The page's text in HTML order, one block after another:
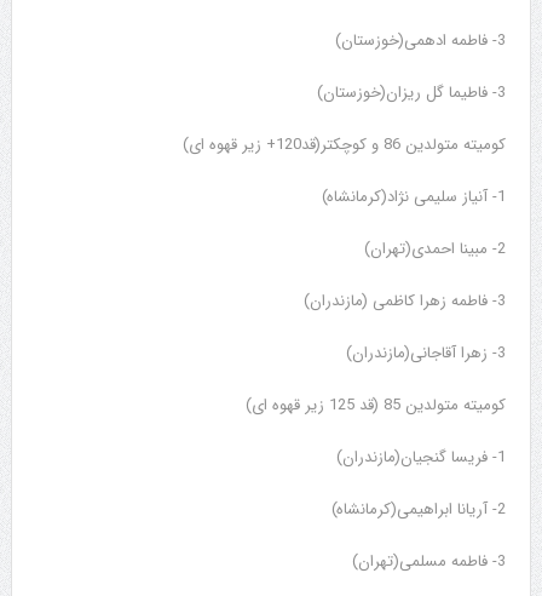
3- فاطمه ادهمی(خوزستان)
3- فاطیما گل ریزان(خوزستان)
کومیته متولدین 86 و کوچکتر(قد120+ زیر قهوه ای)
1- آنیاز سلیمی نژاد(کرمانشاه)
2- مبینا احمدی(تهران)
3- فاطمه زهرا کاظمی (مازندران)
3- زهرا آقاجانی(مازندران)
کومیته متولدین 85 (قد 125 زیر قهوه ای)
1- فریسا گنجیان(مازندران)
2- آریانا ابراهیمی(کرمانشاه)
3- فاطمه مسلمی(تهران)